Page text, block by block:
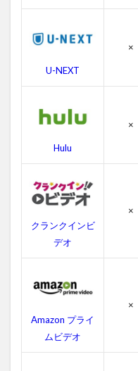
レ
マ
ズ3
の
料
動
覧
2.1
トレ
ズ3の
字幕
動画
2.2
吹き
動画
U-NEXT
×
Hulu
×
クランクインビ
デオ
×
Amazon プライ
ムビデオ
×